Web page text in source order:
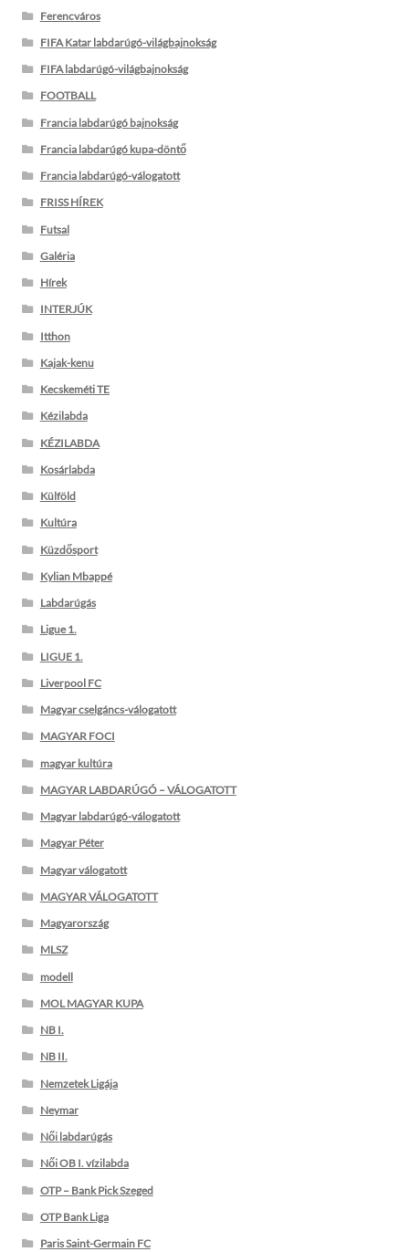
Ferencváros
FIFA Katar labdarúgó-világbajnokság
FIFA labdarúgó-világbajnokság
FOOTBALL
Francia labdarúgó bajnokság
Francia labdarúgó kupa-döntő
Francia labdarúgó-válogatott
FRISS HÍREK
Futsal
Galéria
Hírek
INTERJÚK
Itthon
Kajak-kenu
Kecskeméti TE
Kézilabda
KÉZILABDA
Kosárlabda
Külföld
Kultúra
Küzdősport
Kylian Mbappé
Labdarúgás
Ligue 1.
LIGUE 1.
Liverpool FC
Magyar cselgáncs-válogatott
MAGYAR FOCI
magyar kultúra
MAGYAR LABDARÚGÓ – VÁLOGATOTT
Magyar labdarúgó-válogatott
Magyar Péter
Magyar válogatott
MAGYAR VÁLOGATOTT
Magyarország
MLSZ
modell
MOL MAGYAR KUPA
NB I.
NB II.
Nemzetek Ligája
Neymar
Női labdarúgás
Női OB I. vízilabda
OTP – Bank Pick Szeged
OTP Bank Liga
Paris Saint-Germain FC